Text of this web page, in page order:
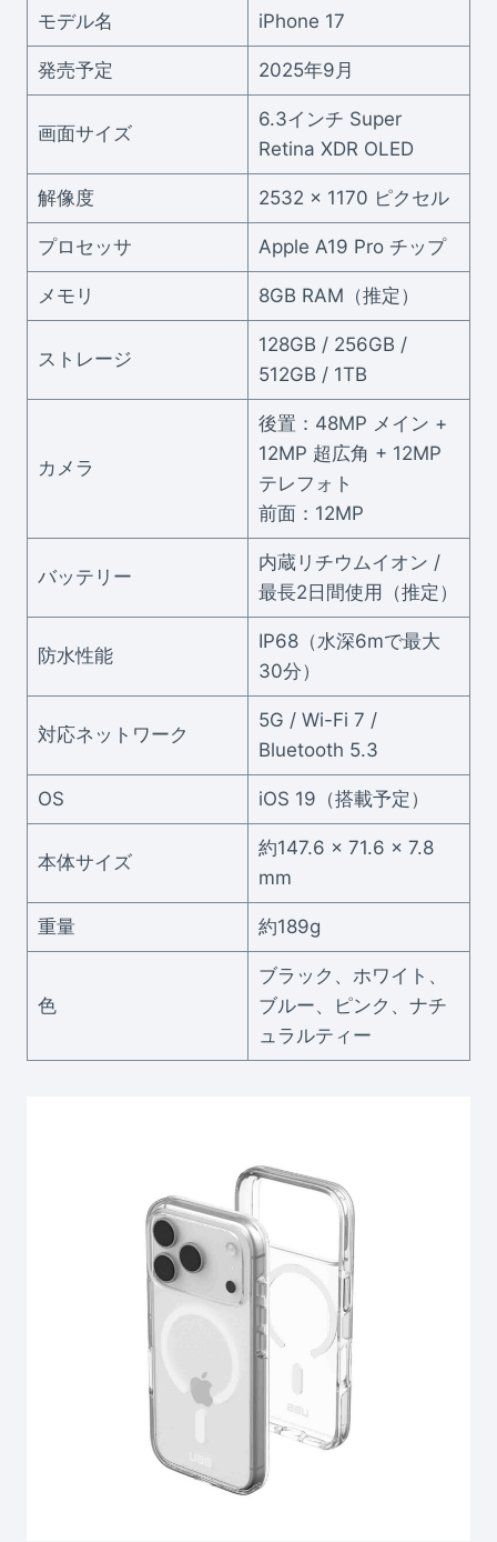
モデル名 iPhone 17
発売予定 2025年9月
画面サイズ
6.3インチ Super
Retina XDR OLED
解像度 2532 × 1170 ピクセル
プロセッサ Apple A19 Pro チップ
メモリ 8GB RAM（推定）
ストレージ
128GB / 256GB /
512GB / 1TB
カメラ
後置：48MP メイン +
12MP 超広角 + 12MP
テレフォト
前面：12MP
バッテリー
内蔵リチウムイオン /
最長2日間使用（推定）
防水性能
IP68（水深6mで最大
30分）
対応ネットワーク
5G / Wi-Fi 7 /
Bluetooth 5.3
OS iOS 19（搭載予定）
本体サイズ
約147.6 × 71.6 × 7.8
mm
重量 約189g
色
ブラック、ホワイト、
ブルー、ピンク、ナチ
ュラルティー